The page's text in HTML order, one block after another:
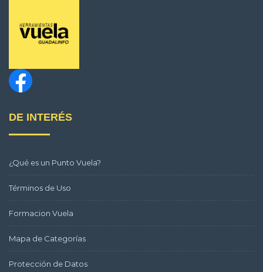
DE INTERÉS
¿Qué es un Punto Vuela?
Términos de Uso
Formacion Vuela
Mapa de Categorías
Protección de Datos